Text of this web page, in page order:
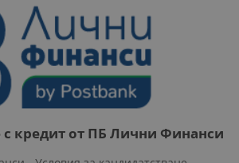
с кредит от ПБ Лични Финанси